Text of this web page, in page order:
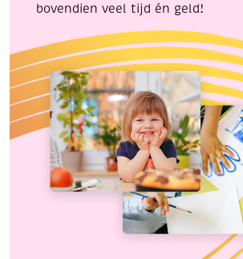
bovendien veel tijd én geld!